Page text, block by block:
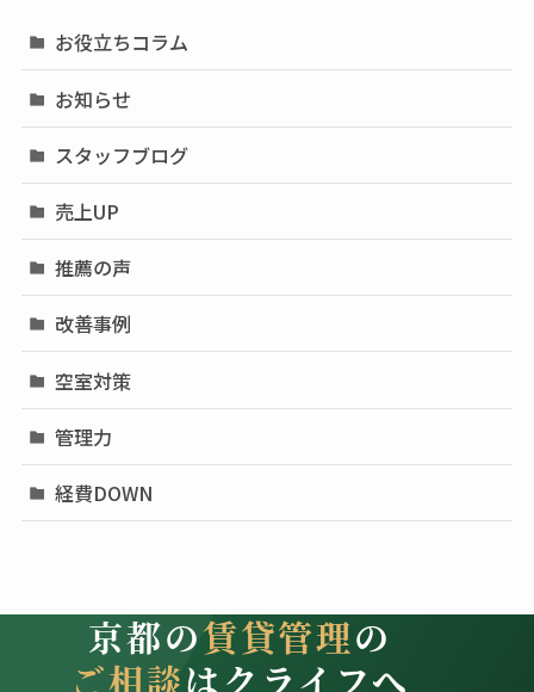
お役立ちコラム
お知らせ
スタッフブログ
売上UP
推薦の声
改善事例
空室対策
管理力
経費DOWN
京都の賃貸管理の
ご相談はクライフへ